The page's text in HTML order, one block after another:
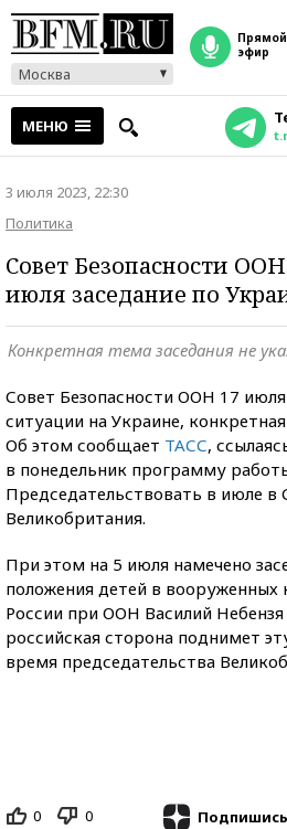
Москва
прямой
эфир
МЕНЮ
3 июля 2023, 22:30
Политика
Совет Безопасности
июля заседание по
Конкретная тема заседания не
Совет Безопасности ООН 17
ситуации на Украине,
Об этом сообщает ТАСС,
в понедельник программу
Председательствовать в июле в
Великобритания.
При этом на 5 июля намечено
положения детей в вооруженных
России при ООН Василий Небензя
российская сторона поднимет
время председательства
0 0 Подпишись